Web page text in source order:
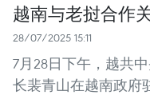
越南与老挝合作
28/07/2025 15:11
7月28日下午，越共
长裴青山在越南政府